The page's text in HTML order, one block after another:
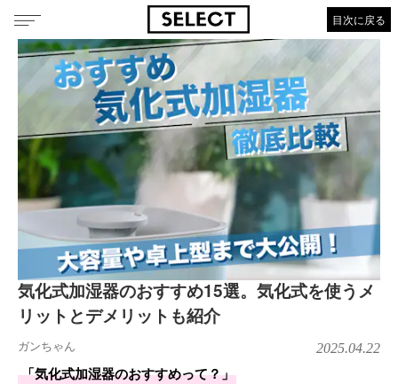
目次に戻る
気化式加湿器のおすすめ15選。気化式を使うメ
リットとデメリットも紹介
ガンちゃん 2025.04.22
「気化式加湿器のおすすめって？」